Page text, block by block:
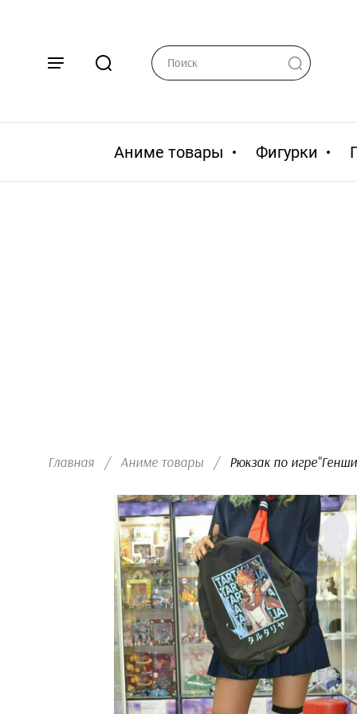
Аниме товары Фигурки
Главная / Аниме товары /
Рюкзак по